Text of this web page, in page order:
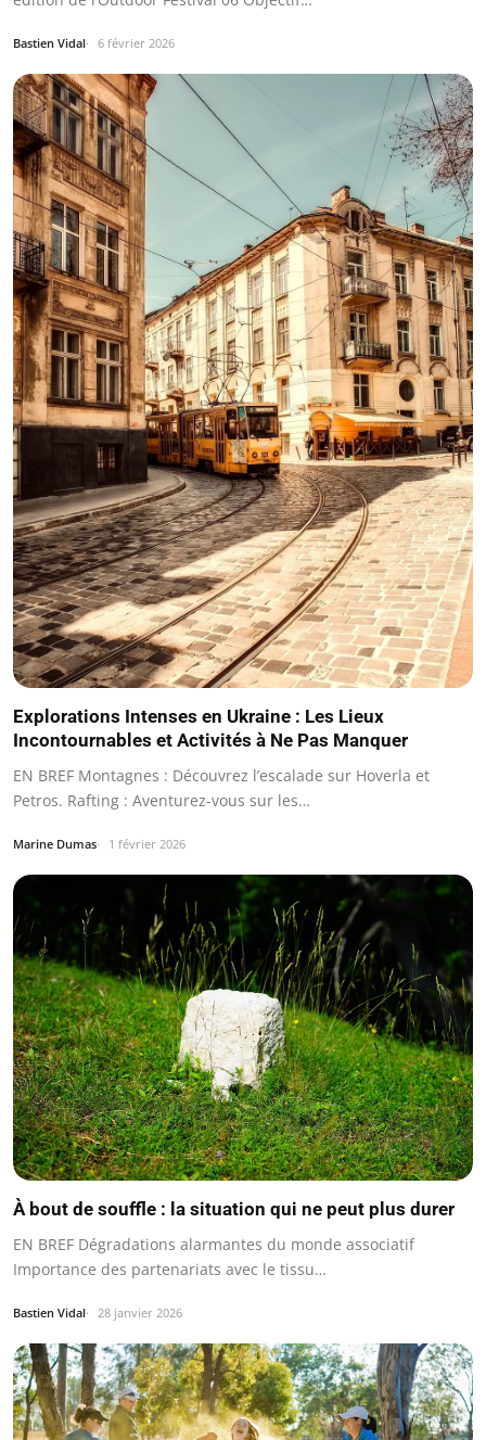
Bastien Vidal 6 février 2026
Explorations Intenses en Ukraine : Les Lieux
Incontournables et Activités à Ne Pas Manquer
EN BREF Montagnes : Découvrez l’escalade sur Hoverla et
Petros. Rafting : Aventurez-vous sur les…
Marine Dumas 1 février 2026
À bout de souffle : la situation qui ne peut plus durer
EN BREF Dégradations alarmantes du monde associatif
Importance des partenariats avec le tissu…
Bastien Vidal 28 janvier 2026